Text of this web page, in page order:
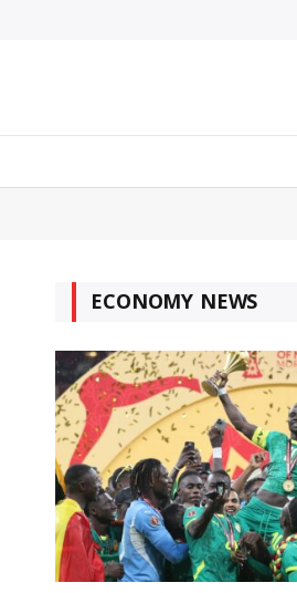
ECONOMY NEWS